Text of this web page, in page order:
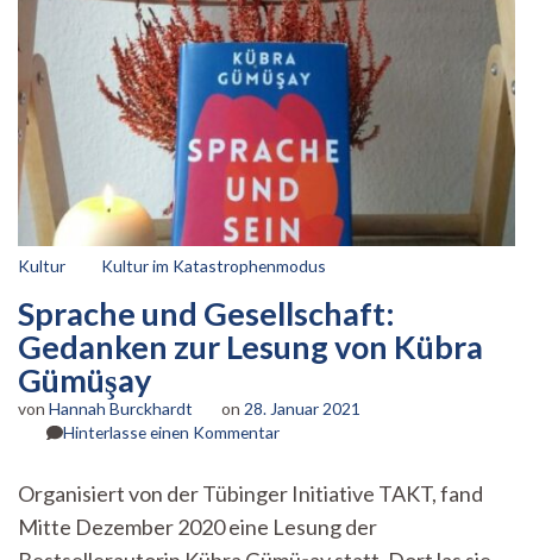
Kultur Kultur im Katastrophenmodus
Sprache und Gesellschaft:
Gedanken zur Lesung von Kübra
Gümüşay
von Hannah Burckhardt on 28. Januar 2021
Hinterlasse einen Kommentarzu
Gesellschaft:
Gedanken
zur
Organisiert von der Tübinger Initiative TAKT, fand
Mitte Dezember 2020 eine Lesung der